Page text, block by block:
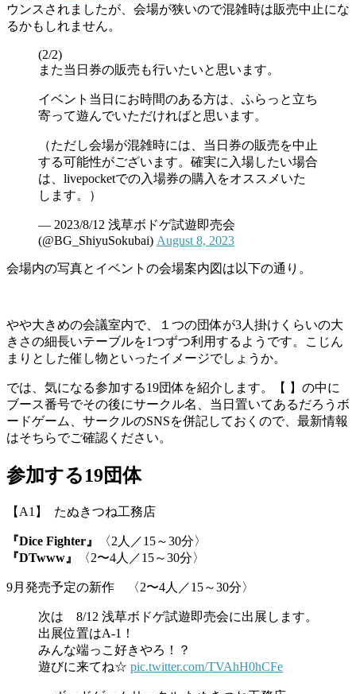
ウンスされましたが、会場が狭いので混雑時は販売中止にな
るかもしれません。
(2/2)
また当日券の販売も行いたいと思います。
イベント当日にお時間のある方は、ふらっと立ち
寄って遊んでいただければと思います。
（ただし会場が混雑時には、当日券の販売を中止
する可能性がございます。確実に入場したい場合
は、livepocketでの入場券の購入をオススメいた
します。）
— 2023/8/12 浅草ボドゲ試遊即売会
(@BG_ShiyuSokubai) August 8, 2023
会場内の写真とイベントの会場案内図は以下の通り。
やや大きめの会議室内で、１つの団体が3人掛けくらいの大
きさの細長いテーブルを1つずつ利用するようです。こじん
まりとした催し物といったイメージでしょうか。
では、気になる参加する19団体を紹介します。【 】の中に
ブース番号でその後にサークル名、当日置いてあるだろうボ
ードゲーム、サークルのSNSを併記しておくので、最新情報
はそちらでご確認ください。
参加する19団体
【A1】 たぬきつね工務店
『Dice Fighter』
〈2人／15～30分〉
『DTwww』
〈2〜4人／15～30分〉
9月発売予定の新作 〈2〜4人／15～30分〉
次は 8/12 浅草ボドゲ試遊即売会に出展します。
出展位置はA-1！
みんな端っこ好きやろ！？
遊びに来てね☆ pic.twitter.com/TVAhH0hCFe